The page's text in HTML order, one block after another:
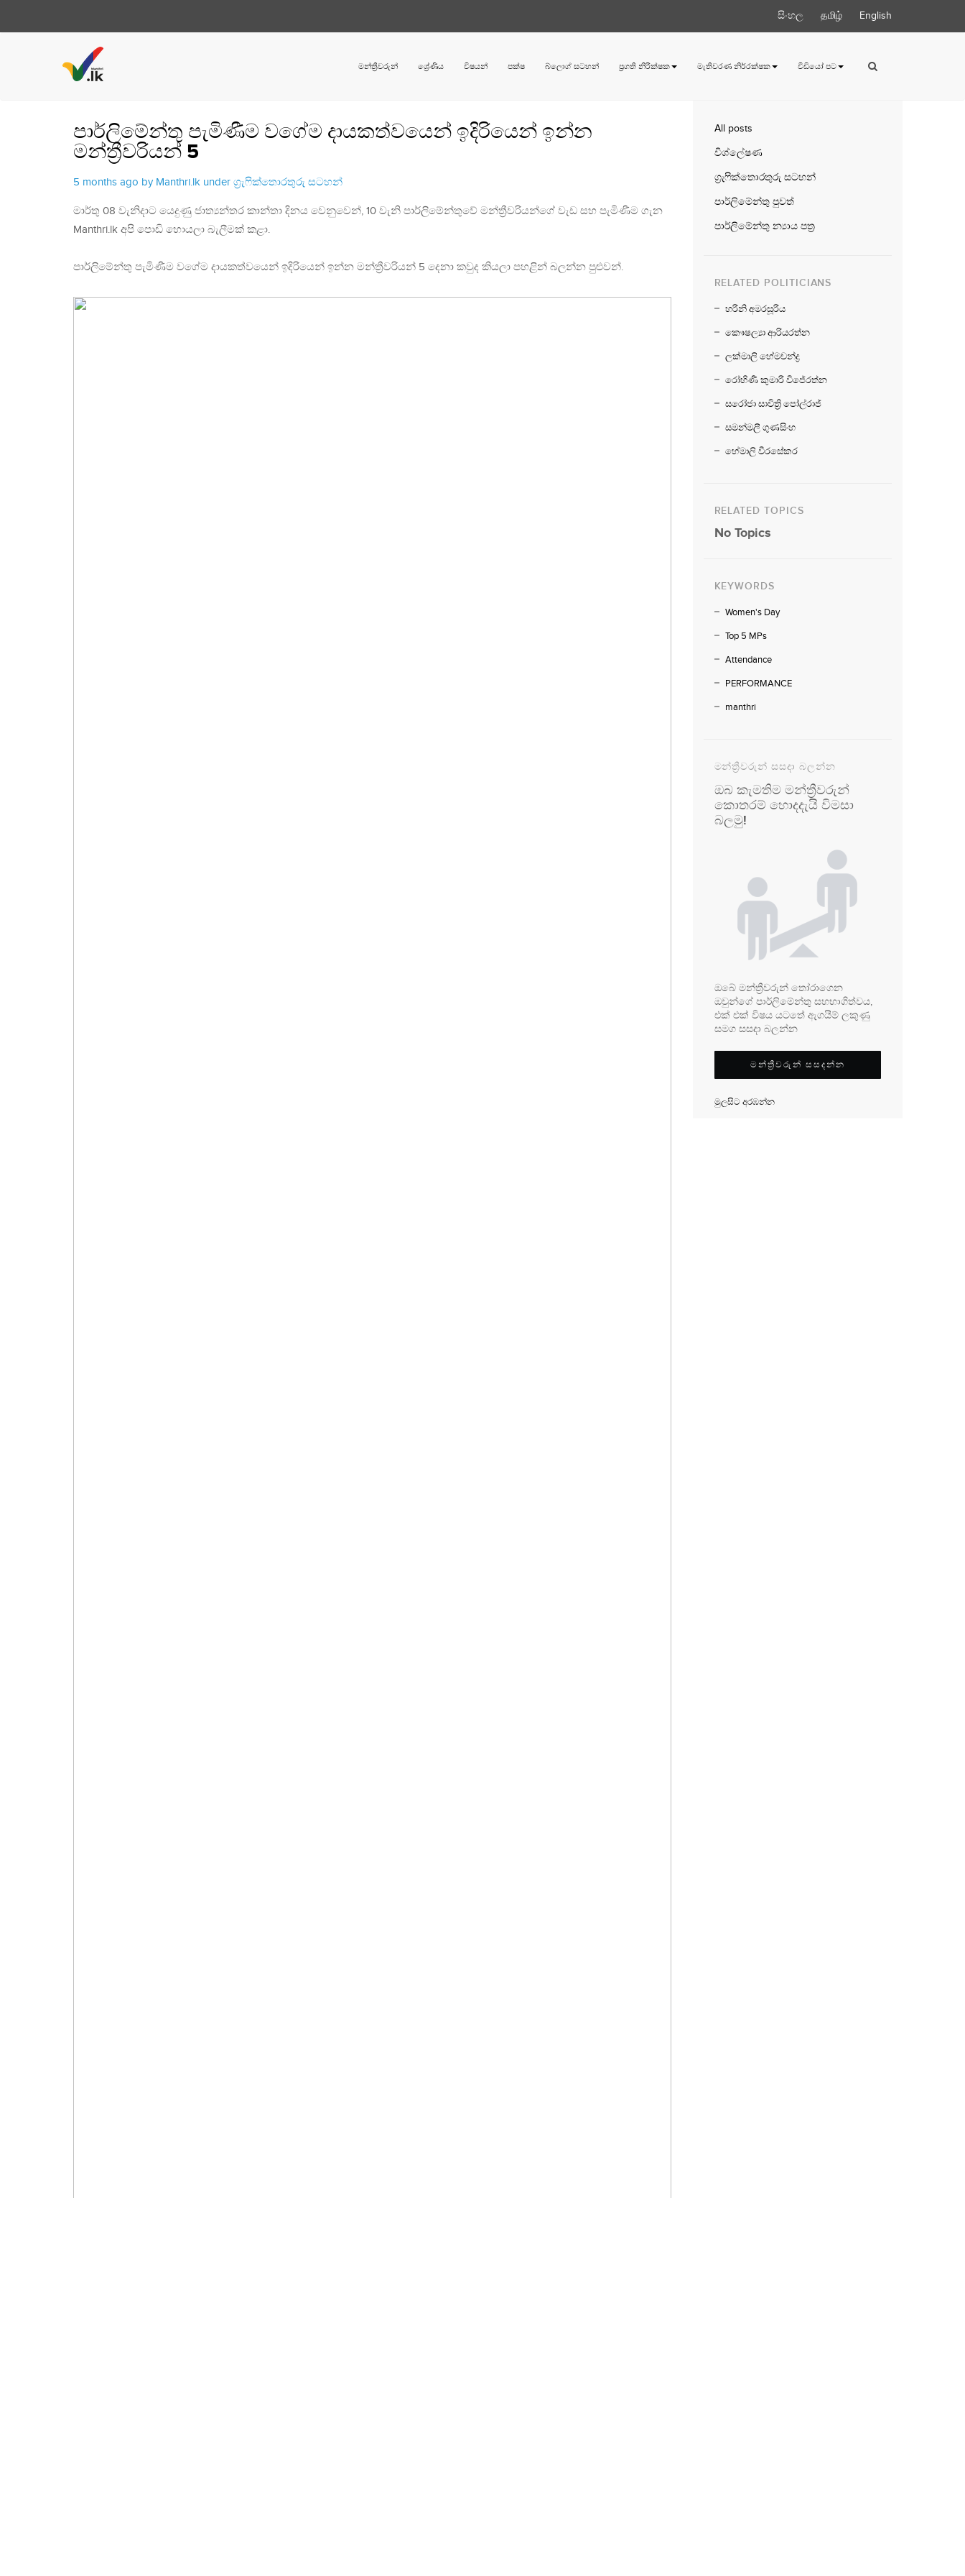
සිංහල தமிழ் English
මන්ත්‍රීවරුන් ශ්‍රේණිය විෂයන් පක්ෂ බ්ලොග් සටහන් ප්‍රගති නිරීක්ෂක මැතිවරණ නිර්‍රක්ෂක වීඩියෝ පට
පාර්ලිමේන්තු පැමිණීම වගේම දායකත්වයෙන් ඉදිරියෙන් ඉන්න
මන්ත්‍රීවරියන් 5
5 months ago by Manthri.lk under ග්‍රැෆික්තොරතුරු සටහන්
මාර්තු 08 වැනිදාට යෙදුණු ජාත්‍යන්තර කාන්තා දිනය වෙනුවෙන්, 10 වැනි පාර්ලිමේන්තුවේ මන්ත්‍රීවරියන්ගේ වැඩ සහ පැමිණීම ගැන
Manthri.lk අපි පොඩි හොයලා බැලීමක් කළා.
පාර්ලිමේන්තු පැමිණීම වගේම දායකත්වයෙන් ඉදිරියෙන් ඉන්න මන්ත්‍රීවරියන් 5 දෙනා කවුද කියලා පහළින් බලන්න පුළුවන්.
All posts
විශ්ලේෂණ
ග්‍රැෆික්තොරතුරු සටහන්
පාර්ලිමේන්තු පුවත්
පාර්ලිමේන්තු න්‍යාය පත්‍ර
RELATED POLITICIANS
හරිනි අමරසූරිය
කෞෂල්‍යා ආරියරත්න
ලක්මාලි හේමචන්ද්‍ර
රෝහිණි කුමාරි විජේරත්න
සරෝජා සාවිත්‍රි පෝල්රාජ්
සමන්මලී ගුණසිංහ
හේමාලි වීරසේකර
RELATED TOPICS
No Topics
KEYWORDS
Women's Day
Top 5 MPs
Attendance
PERFORMANCE
manthri
මන්ත්‍රීවරුන් සසදා බලන්න
ඔබ කැමතිම මන්ත්‍රීවරුන්
කොතරම් හොදදැයි විමසා
බලමු!
ඔබේ මන්ත්‍රීවරුන් තෝරාගෙන
ඔවුන්ගේ පාර්ලිමේන්තු සහභාගිත්වය,
එක් එක් විෂය යටතේ ඇගයීම් ලකුණු
සමග සසදා බලන්න
මන්ත්‍රීවරුන් සසදන්න
මුලසිට අරඹන්න